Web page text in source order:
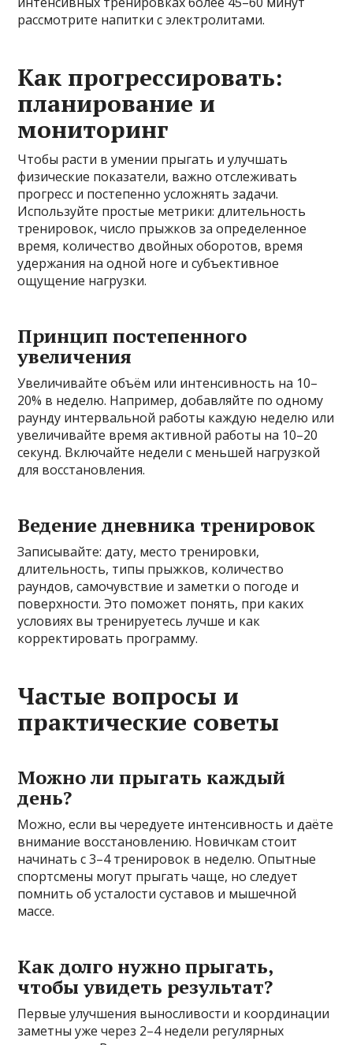
рассмотрите напитки с электролитами.
Как прогрессировать:
планирование и
мониторинг
Чтобы расти в умении прыгать и улучшать
физические показатели, важно отслеживать
прогресс и постепенно усложнять задачи.
Используйте простые метрики: длительность
тренировок, число прыжков за определенное
время, количество двойных оборотов, время
удержания на одной ноге и субъективное
ощущение нагрузки.
Принцип постепенного
увеличения
Увеличивайте объём или интенсивность на 10–
20% в неделю. Например, добавляйте по одному
раунду интервальной работы каждую неделю или
увеличивайте время активной работы на 10–20
секунд. Включайте недели с меньшей нагрузкой
для восстановления.
Ведение дневника тренировок
Записывайте: дату, место тренировки,
длительность, типы прыжков, количество
раундов, самочувствие и заметки о погоде и
поверхности. Это поможет понять, при каких
условиях вы тренируетесь лучше и как
корректировать программу.
Частые вопросы и
практические советы
Можно ли прыгать каждый
день?
Можно, если вы чередуете интенсивность и даёте
внимание восстановлению. Новичкам стоит
начинать с 3–4 тренировок в неделю. Опытные
спортсмены могут прыгать чаще, но следует
помнить об усталости суставов и мышечной
массе.
Как долго нужно прыгать,
чтобы увидеть результат?
Первые улучшения выносливости и координации
заметны уже через 2–4 недели регулярных